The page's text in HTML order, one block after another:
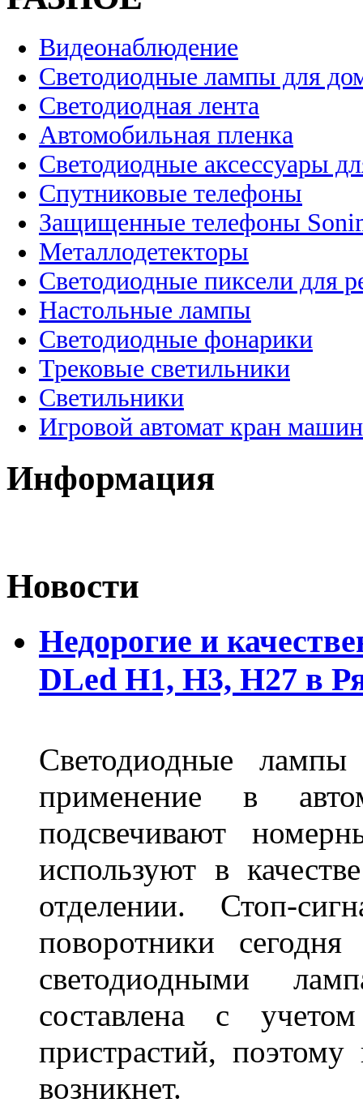
Видеонаблюдение
Светодиодные лампы для
Светодиодная лента
Автомобильная пленка
Светодиодные аксессуары
Спутниковые телефоны
Защищенные телефоны
Металлодетекторы
Светодиодные пиксели для
Настольные лампы
Светодиодные фонарики
Трековые светильники
Светильники
Игровой автомат кран
Информация
Новости
Недорогие и
DLed Н1, Н3, Н27 в
Светодиодные
применение в
подсвечивают
используют в
отделении. Стоп-
поворотники
светодиодными
составлена с
пристрастий,
возникнет.